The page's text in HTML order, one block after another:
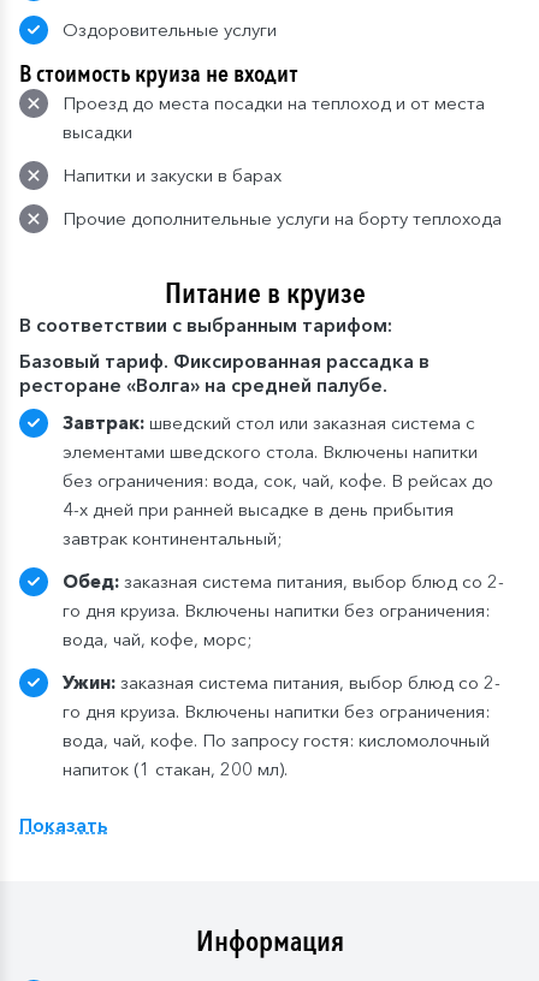
Оздоровительные услуги
В стоимость круиза не входит
Проезд до места посадки на теплоход и от места
высадки
Напитки и закуски в барах
Прочие дополнительные услуги на борту теплохода
Питание в круизе
В соответствии с выбранным тарифом:
Базовый тариф. Фиксированная рассадка в
ресторане «Волга» на средней палубе.
Завтрак: шведский стол или заказная система с
элементами шведского стола. Включены напитки
без ограничения: вода, сок, чай, кофе. В рейсах до
4-х дней при ранней высадке в день прибытия
завтрак континентальный;
Обед: заказная система питания, выбор блюд со 2-
го дня круиза. Включены напитки без ограничения:
вода, чай, кофе, морс;
Ужин: заказная система питания, выбор блюд со 2-
го дня круиза. Включены напитки без ограничения:
вода, чай, кофе. По запросу гостя: кисломолочный
напиток (1 стакан, 200 мл).
ресторане «Нева» на шлюпочной палу
тариф предусмотрен по умолчанию.
Показать
Информация